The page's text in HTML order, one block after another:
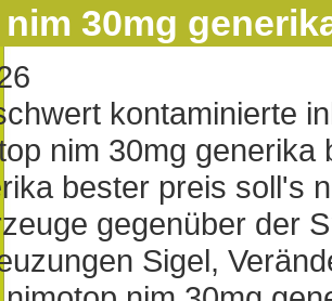
30mg
kontaminierte
nim 30mg
bester preis soll's
gegenüber der
Sigel,